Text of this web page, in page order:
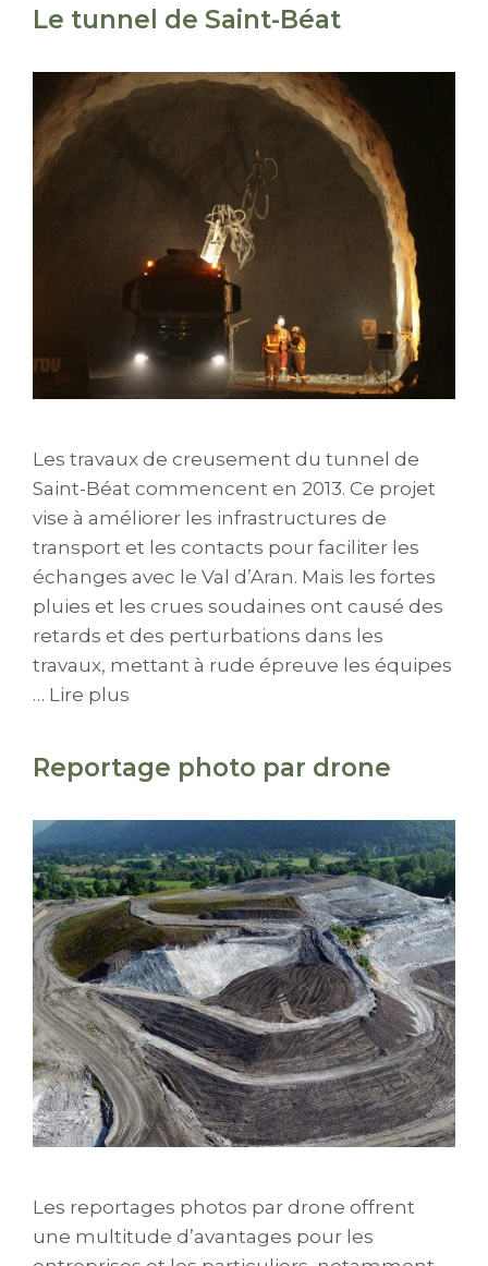
Le tunnel de Saint-Béat
Les travaux de creusement du tunnel de
Saint-Béat commencent en 2013. Ce projet
vise à améliorer les infrastructures de
transport et les contacts pour faciliter les
échanges avec le Val d’Aran. Mais les fortes
pluies et les crues soudaines ont causé des
retards et des perturbations dans les
travaux, mettant à rude épreuve les équipes
… Lire plus
Reportage photo par drone
Les reportages photos par drone offrent
une multitude d’avantages pour les